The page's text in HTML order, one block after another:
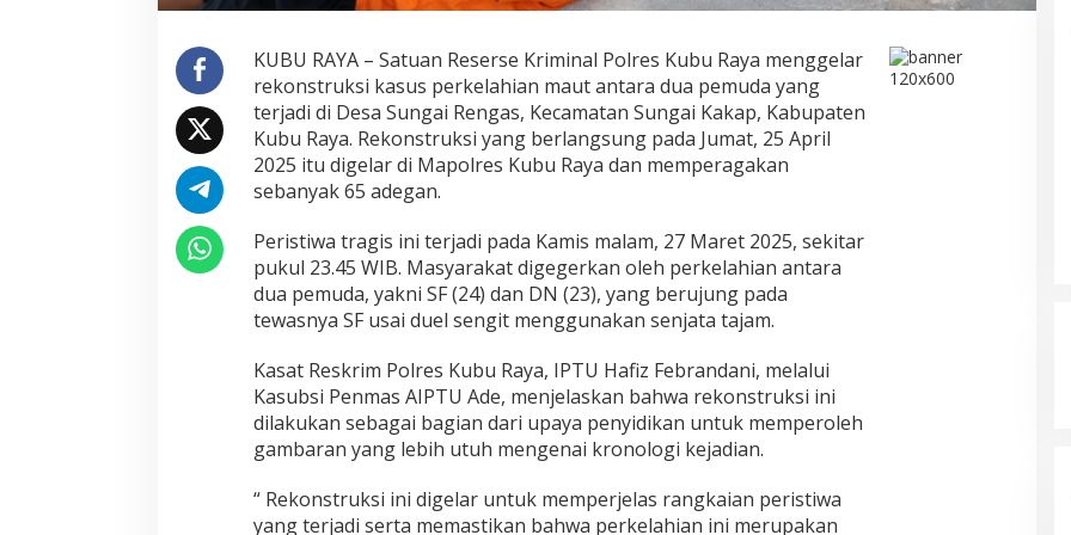
m
d
a
d
i
S
u
n
g
i
R
e
g
s
KUBU RAYA – Satuan Reserse Kriminal Polres Kubu Raya menggelar
rekonstruksi kasus perkelahian maut antara dua pemuda yang
terjadi di Desa Sungai Rengas, Kecamatan Sungai Kakap, Kabupaten
Kubu Raya. Rekonstruksi yang berlangsung pada Jumat, 25 April
2025 itu digelar di Mapolres Kubu Raya dan memperagakan
sebanyak 65 adegan.
Peristiwa tragis ini terjadi pada Kamis malam, 27 Maret 2025, sekitar
pukul 23.45 WIB. Masyarakat digegerkan oleh perkelahian antara
dua pemuda, yakni SF (24) dan DN (23), yang berujung pada
tewasnya SF usai duel sengit menggunakan senjata tajam.
Kasat Reskrim Polres Kubu Raya, IPTU Hafiz Febrandani, melalui
Kasubsi Penmas AIPTU Ade, menjelaskan bahwa rekonstruksi ini
dilakukan sebagai bagian dari upaya penyidikan untuk memperoleh
gambaran yang lebih utuh mengenai kronologi kejadian.
“ Rekonstruksi ini digelar untuk memperjelas rangkaian peristiwa
yang terjadi serta memastikan bahwa perkelahian ini merupakan